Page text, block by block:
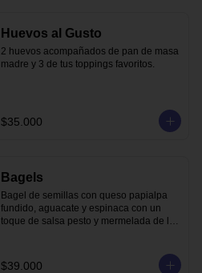
Huevos al Gusto
2 huevos acompañados de pan de masa
madre y 3 de tus toppings favoritos.
$35.000
Bagels
Bagel de semillas con queso papialpa
fundido, aguacate y espinaca con un
toque de salsa pesto y mermelada de la
$39.000